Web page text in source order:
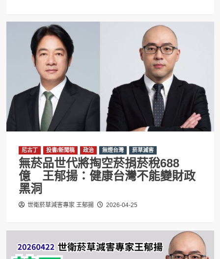
尼古丁 投書/新聞稿 政治 無煙台灣 菸草減害
無菸品世代將掏空菸捐菸稅688
億 王郁揚：健康台灣不能變財政
黑洞
世衛菸草減害專家 王郁揚 2026-04-25